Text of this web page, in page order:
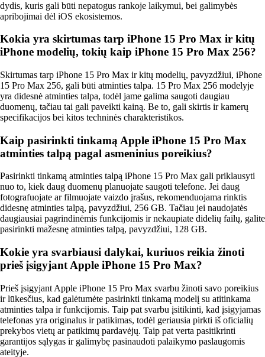
dydis, kuris gali būti nepatogus rankoje laikymui, bei galimybės
apribojimai dėl iOS ekosistemos.
Kokia yra skirtumas tarp iPhone 15 Pro Max ir kitų
iPhone modelių, tokių kaip iPhone 15 Pro Max 256?
Skirtumas tarp iPhone 15 Pro Max ir kitų modelių, pavyzdžiui, iPhone
15 Pro Max 256, gali būti atminties talpa. 15 Pro Max 256 modelyje
yra didesnė atminties talpa, todėl jame galima saugoti daugiau
duomenų, tačiau tai gali paveikti kainą. Be to, gali skirtis ir kamerų
specifikacijos bei kitos techninės charakteristikos.
Kaip pasirinkti tinkamą Apple iPhone 15 Pro Max
atminties talpą pagal asmeninius poreikius?
Pasirinkti tinkamą atminties talpą iPhone 15 Pro Max gali priklausyti
nuo to, kiek daug duomenų planuojate saugoti telefone. Jei daug
fotografuojate ar filmuojate vaizdo įrašus, rekomenduojama rinktis
didesnę atminties talpą, pavyzdžiui, 256 GB. Tačiau jei naudojatės
daugiausiai pagrindinėmis funkcijomis ir nekaupiate didelių failų, galite
pasirinkti mažesnę atminties talpą, pavyzdžiui, 128 GB.
Kokie yra svarbiausi dalykai, kuriuos reikia žinoti
prieš įsigyjant Apple iPhone 15 Pro Max?
Prieš įsigyjant Apple iPhone 15 Pro Max svarbu žinoti savo poreikius
ir lūkesčius, kad galėtumėte pasirinkti tinkamą modelį su atitinkama
atminties talpa ir funkcijomis. Taip pat svarbu įsitikinti, kad įsigyjamas
telefonas yra originalus ir patikimas, todėl geriausia pirkti iš oficialių
prekybos vietų ar patikimų pardavėjų. Taip pat verta pasitikrinti
garantijos sąlygas ir galimybę pasinaudoti palaikymo paslaugomis
ateityje.